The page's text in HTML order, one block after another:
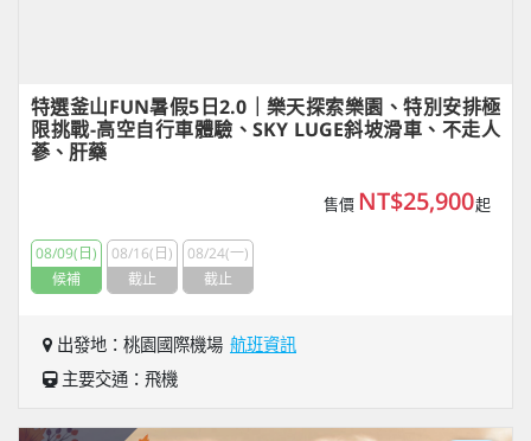
特選釜山FUN暑假5日2.0｜樂天探索樂園、特別安排極
限挑戰-高空自行車體驗、SKY LUGE斜坡滑車、不走人
蔘、肝藥
售價 NT$25,900起
08/09(日)
候補
08/16(日)
截止
08/24(一)
截止
出發地：桃園國際機場 航班資訊
主要交通：飛機